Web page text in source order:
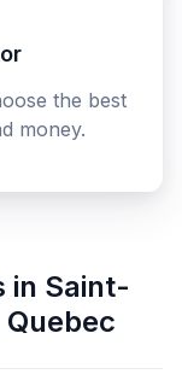
the best
money.
in Saint-
Quebec